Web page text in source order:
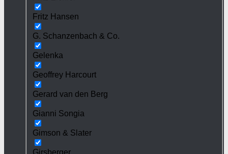
Fritz Hansen
G. Schanzenbach & Co.
Gelenka
Geoffrey Harcourt
Gerard van den Berg
Gianni Songia
Gimson & Slater
Girsberger